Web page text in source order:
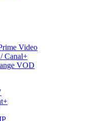
Video
Canal+
VOD